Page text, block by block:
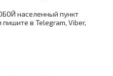
населенный пункт
пишите в Telegram, Viber,